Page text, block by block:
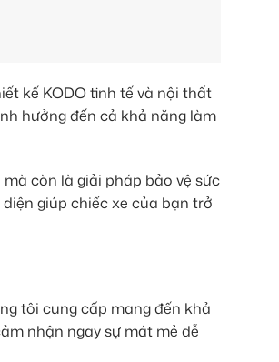
kế KODO tinh tế và nội thất
hưởng đến cả khả năng làm
còn là giải pháp bảo vệ sức
giúp chiếc xe của bạn trở
tôi cung cấp mang đến khả
nhận ngay sự mát mẻ dễ